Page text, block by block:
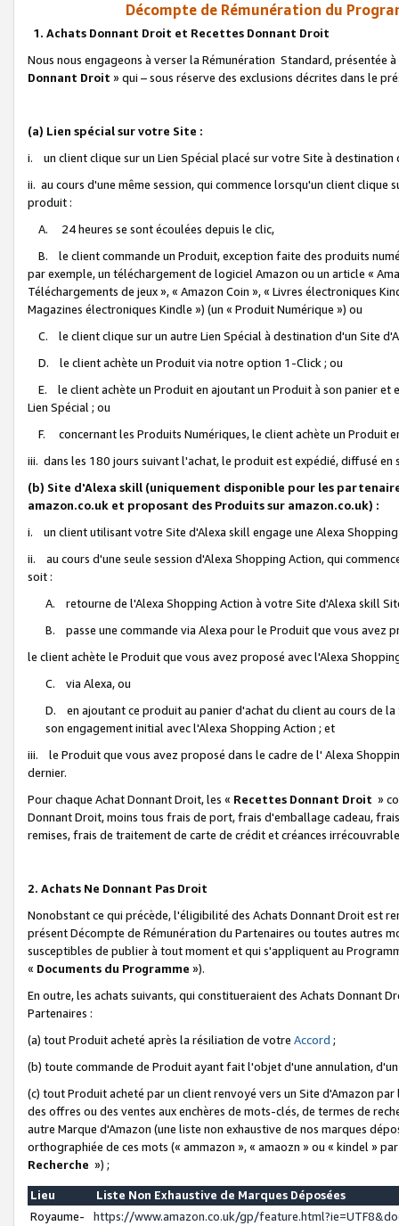
Décompte de Rémunération du
1. Achats Donnant Droit et Recettes Donnant Droit
Nous nous engageons à verser la Rémunération Standard, présentée
Donnant Droit » qui – sous réserve des exclusions décrites dans le
(a) Lien spécial sur votre Site :
i. un client clique sur un Lien Spécial placé sur votre Site à destination
ii. au cours d'une même session, qui commence lorsqu'un client
produit :
A. 24 heures se sont écoulées depuis le clic,
B. le client commande un Produit, exception faite des produits
par exemple, un téléchargement de logiciel Amazon ou un article «
Téléchargements de jeux », « Amazon Coin », « Livres électroniques
Magazines électroniques Kindle ») (un « Produit Numérique ») ou
C. le client clique sur un autre Lien Spécial à destination d'un Site
D. le client achète un Produit via notre option 1-Click ; ou
E. le client achète un Produit en ajoutant un Produit à son panier et
Lien Spécial ; ou
F. concernant les Produits Numériques, le client achète un Produit
iii. dans les 180 jours suivant l'achat, le produit est expédié, diffusé
(b) Site d'Alexa skill (uniquement disponible pour les
amazon.co.uk et proposant des Produits sur amazon.co.uk) :
i. un client utilisant votre Site d'Alexa skill engage une Alexa
ii. au cours d'une seule session d'Alexa Shopping Action, qui
soit :
A. retourne de l'Alexa Shopping Action à votre Site d'Alexa skill
B. passe une commande via Alexa pour le Produit que vous avez
le client achète le Produit que vous avez proposé avec l'Alexa
C. via Alexa, ou
D. en ajoutant ce produit au panier d'achat du client au cours de
son engagement initial avec l'Alexa Shopping Action ; et
iii. le Produit que vous avez proposé dans le cadre de l' Alexa
dernier.
Pour chaque Achat Donnant Droit, les « Recettes Donnant Droit »
Donnant Droit, moins tous frais de port, frais d'emballage cadeau,
remises, frais de traitement de carte de crédit et créances
2. Achats Ne Donnant Pas Droit
Nonobstant ce qui précède, l'éligibilité des Achats Donnant Droit est
présent Décompte de Rémunération du Partenaires ou toutes autres
susceptibles de publier à tout moment et qui s'appliquent au
« Documents du Programme »).
En outre, les achats suivants, qui constitueraient des Achats Donnant
Partenaires :
(a) tout Produit acheté après la résiliation de votre Accord ;
(b) toute commande de Produit ayant fait l'objet d'une annulation,
(c) tout Produit acheté par un client renvoyé vers un Site d'Amazon
des offres ou des ventes aux enchères de mots-clés, de termes de
autre Marque d'Amazon (une liste non exhaustive de nos marques
orthographiée de ces mots (« ammazon », « amaozn » ou « kindel »
Recherche ») ;
Lieu
Liste Non Exhaustive de Marques Déposées
Royaume-
https://www.amazon.co.uk/gp/